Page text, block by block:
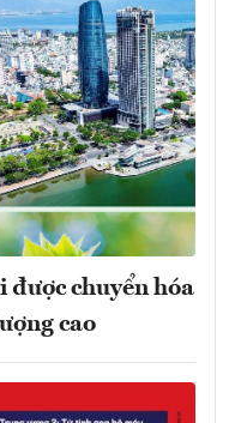
được chuyển hóa
cao